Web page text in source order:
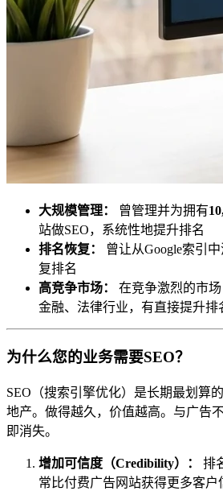
大规模管理： 曾管理并为拥有
站做SEO，系统性地提升排名
排名恢复：
曾让从Google索引
复排名
高竞争市场：
在竞争激烈的市场
金融、法律行业，有直接提升排
为什么您的业务需要SEO？
SEO（搜索引擎优化）是长期最划算
地产。做得越久，价值越高。与广告
即消失。
增加可信度（Credibility）：
排
常比付费广告网站获得更多客户